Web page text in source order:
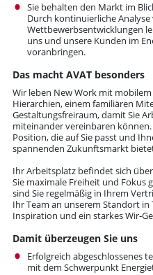
Sie behalten den Markt im
Durch kontinuierliche
Wettbewerbsentwicklungen
uns und unsere Kunden im
voranbringen.
Das macht AVAT besonders
Wir leben New Work mit
Hierarchien, einem familiären
Gestaltungsfreiraum, damit Sie
miteinander vereinbaren
Position, die auf Sie passt und
spannenden Zukunftsmarkt
Ihr Arbeitsplatz befindet sich
Sie maximale Freiheit und Fokus
sind Sie regelmäßig in Ihrem
Ihr Team an unserem Standort
Inspiration und ein starkes
Damit überzeugen Sie uns
Erfolgreich abgeschlossenes
mit dem Schwerpunkt